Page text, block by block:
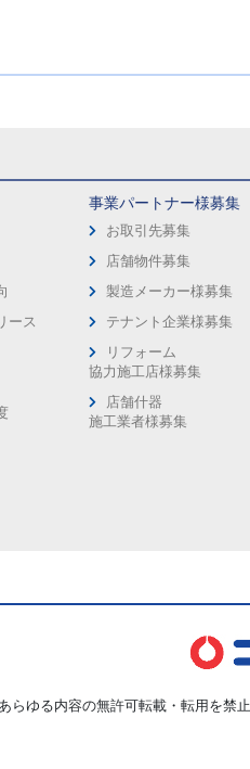
ース
事業パートナー様募集
お取引先募集
店舗物件募集
製造メーカー様募集
テナント企業様募集
リフォーム
協力施工店様募集
店舗什器
施工業者様募集
らゆる内容の無許可転載・転用を